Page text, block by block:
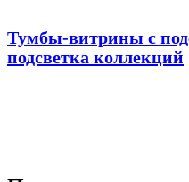
Тумбы-витрины с
подсветка коллекций